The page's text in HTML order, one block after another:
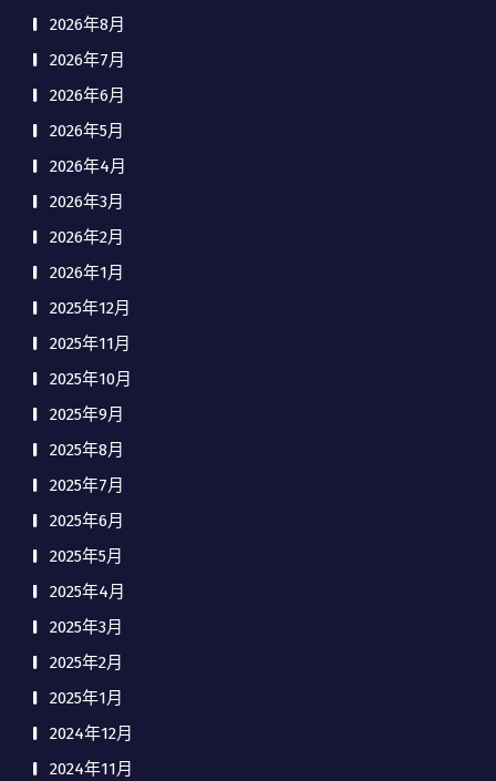
2026年8月
2026年7月
2026年6月
2026年5月
2026年4月
2026年3月
2026年2月
2026年1月
2025年12月
2025年11月
2025年10月
2025年9月
2025年8月
2025年7月
2025年6月
2025年5月
2025年4月
2025年3月
2025年2月
2025年1月
2024年12月
2024年11月